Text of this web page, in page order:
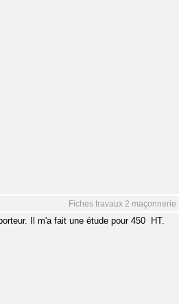
Fiches travaux 2 maçonnerie
Il m'a fait une étude pour 450  HT.